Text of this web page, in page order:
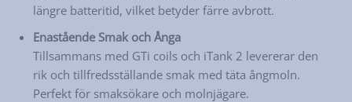
längre batteritid, vilket betyder färre avbrott.
Enastående Smak och Ånga
Tillsammans med GTi coils och iTank 2 levererar den
rik och tillfredsställande smak med täta ångmoln.
Perfekt för smaksökare och molnjägare.